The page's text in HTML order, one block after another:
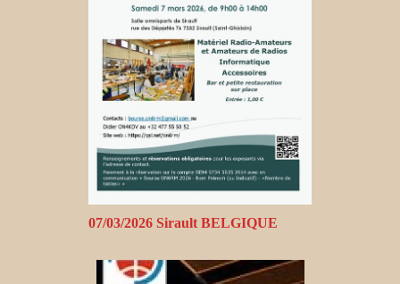
07/03/2026 Sirault BELGIQUE